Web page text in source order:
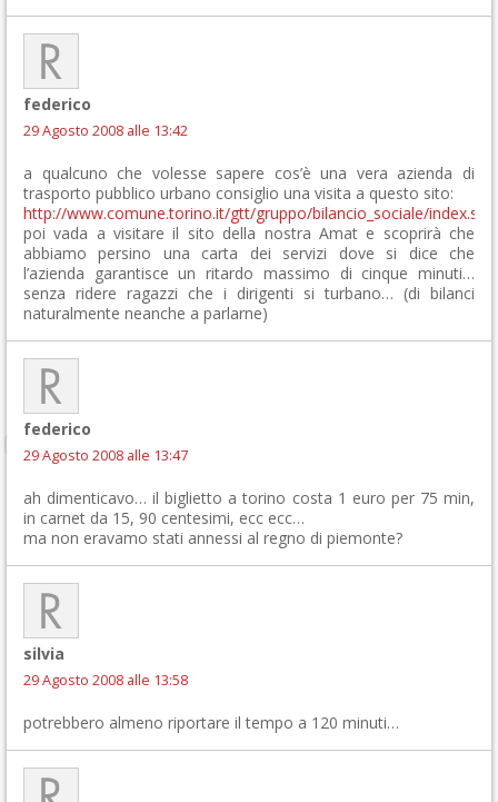
federico
29 Agosto 2008 alle 13:42
a qualcuno che volesse sapere cos’è una vera azienda di
trasporto pubblico urbano consiglio una visita a questo sito:
http://www.comune.torino.it/gtt/gruppo/bilancio_sociale/
poi vada a visitare il sito della nostra Amat e scoprirà che
abbiamo persino una carta dei servizi dove si dice che
l’azienda garantisce un ritardo massimo di cinque minuti…
senza ridere ragazzi che i dirigenti si turbano… (di bilanci
naturalmente neanche a parlarne)
federico
29 Agosto 2008 alle 13:47
ah dimenticavo… il biglietto a torino costa 1 euro per 75 min,
in carnet da 15, 90 centesimi, ecc ecc…
ma non eravamo stati annessi al regno di piemonte?
silvia
29 Agosto 2008 alle 13:58
potrebbero almeno riportare il tempo a 120 minuti…